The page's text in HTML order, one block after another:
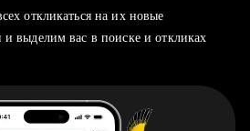
откликаться на их новые
и выделим вас в поиске и откликах